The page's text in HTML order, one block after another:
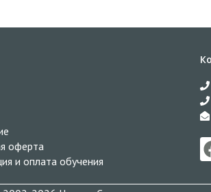
оферта
и оплата обучения